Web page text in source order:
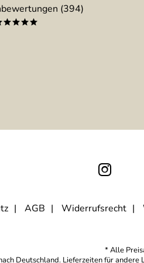
(394)
AGB Widerrufsrecht
* Alle
Deutschland. Lieferzeiten für